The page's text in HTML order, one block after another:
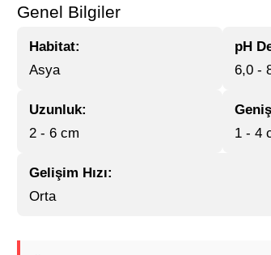
Genel Bilgiler
Habitat:
Asya
pH
6,0 -
Uzunluk:
2 - 6 cm
1 - 4
Gelişim Hızı:
Orta